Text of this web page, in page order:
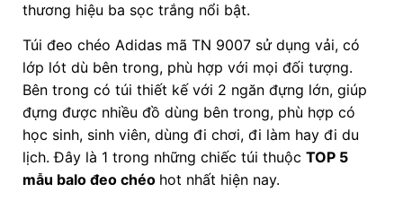
thương hiệu ba sọc trắng nổi bật.
Túi đeo chéo Adidas mã TN 9007 sử dụng vải, có
lớp lót dù bên trong, phù hợp với mọi đối tượng.
Bên trong có túi thiết kế với 2 ngăn đựng lớn, giúp
đựng được nhiều đồ dùng bên trong, phù hợp có
học sinh, sinh viên, dùng đi chơi, đi làm hay đi du
lịch. Đây là 1 trong những chiếc túi thuộc TOP 5
mẫu balo đeo chéo hot nhất hiện nay.